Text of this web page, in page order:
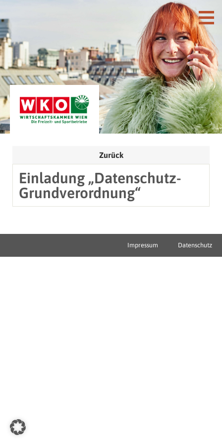
Zurück
Einladung „Datenschutz-
Grundverordnung“
Impressum Datenschutz